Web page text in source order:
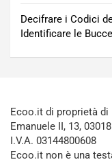
Decifrare i Codici
Identificare le
Ecoo.it di proprietà di
Emanuele II, 13,
I.V.A. 03144800608
Ecoo.it non è una